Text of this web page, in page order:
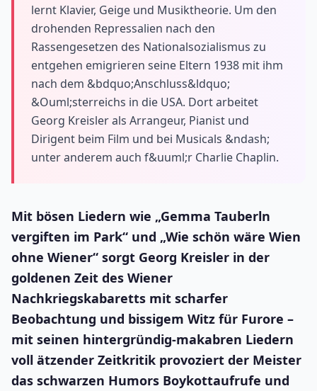
lernt Klavier, Geige und Musiktheorie. Um den
drohenden Repressalien nach den
Rassengesetzen des Nationalsozialismus zu
entgehen emigrieren seine Eltern 1938 mit ihm
nach dem &bdquo;Anschluss&ldquo;
&Ouml;sterreichs in die USA. Dort arbeitet
Georg Kreisler als Arrangeur, Pianist und
Dirigent beim Film und bei Musicals &ndash;
unter anderem auch f&uuml;r Charlie Chaplin.
Mit bösen Liedern wie „Gemma Tauberln
vergiften im Park“ und „Wie schön wäre Wien
ohne Wiener“ sorgt Georg Kreisler in der
goldenen Zeit des Wiener
Nachkriegskabaretts mit scharfer
Beobachtung und bissigem Witz für Furore –
mit seinen hintergründig-makabren Liedern
voll ätzender Zeitkritik provoziert der Meister
das schwarzen Humors Boykottaufrufe und